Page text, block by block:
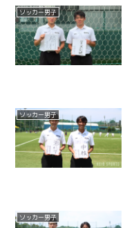
ソッカー男子
ソッカー男子
ソッカー男子